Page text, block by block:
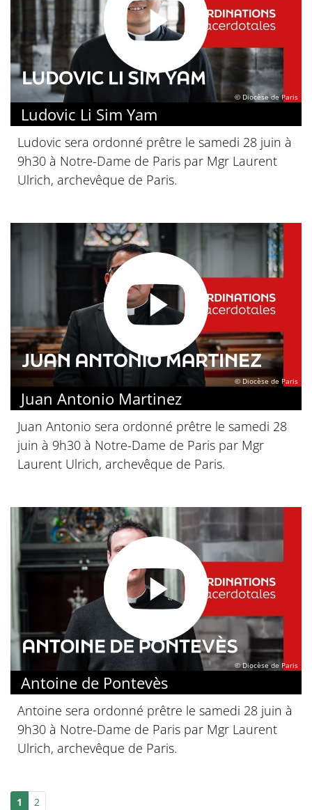
© Diocèse de Paris
Ludovic Li Sim Yam
Ludovic sera ordonné prêtre le samedi 28 juin à
9h30 à Notre-Dame de Paris par Mgr Laurent
Ulrich, archevêque de Paris.
© Diocèse de Paris
Juan Antonio Martinez
Juan Antonio sera ordonné prêtre le samedi 28
juin à 9h30 à Notre-Dame de Paris par Mgr
Laurent Ulrich, archevêque de Paris.
© Diocèse de Paris
Antoine de Pontevès
Antoine sera ordonné prêtre le samedi 28 juin à
9h30 à Notre-Dame de Paris par Mgr Laurent
Ulrich, archevêque de Paris.
1 2